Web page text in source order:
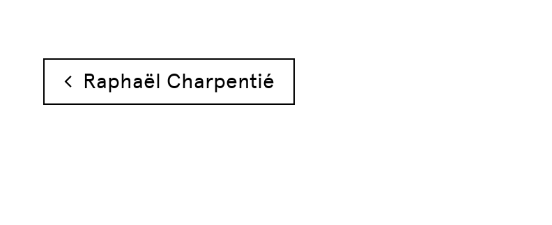
Navigation des articles
Raphaël Charpentié